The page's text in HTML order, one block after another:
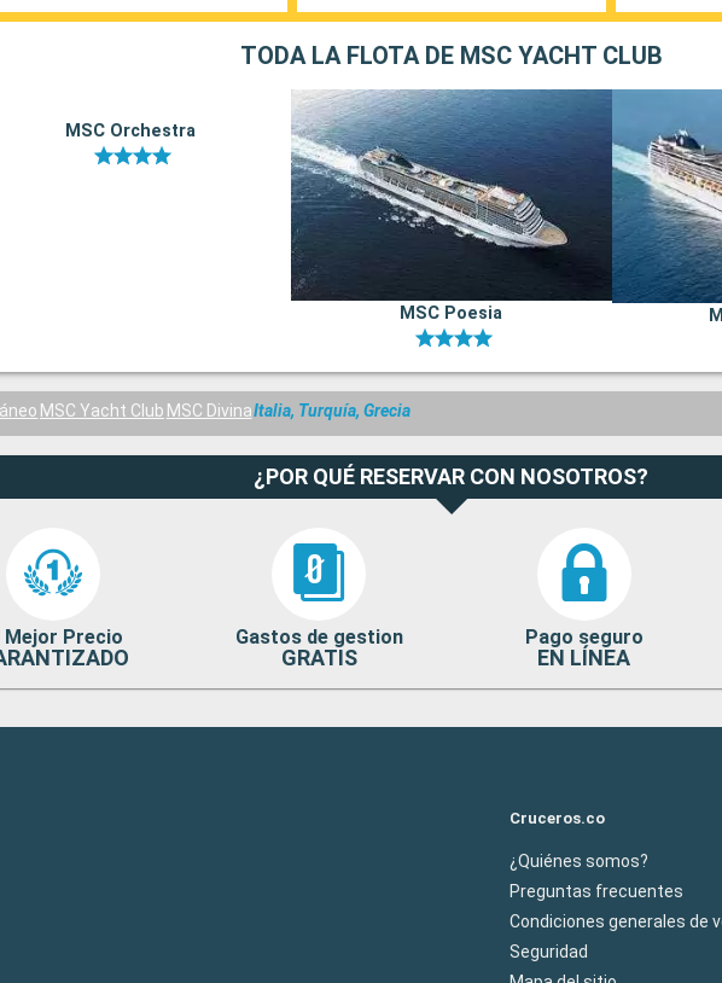
TODA LA FLOTA DE MSC YACHT CLUB
MSC Orchestra
MSC Poesia
MSC Yacht Club MSC DivinaItalia, Turquía, Grecia
¿POR QUÉ RESERVAR CON NOSOTROS?
Mejor Precio Gastos de gestion
GRATIS
Pago seguro
EN LÍNEA
Cruceros.co
¿Quiénes somos?
Preguntas frecuentes
Condiciones generales de
Seguridad